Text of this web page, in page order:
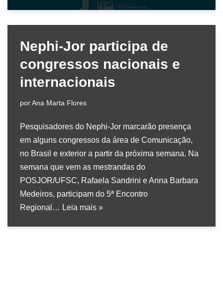
Nephi-Jor participa de
congressos nacionais e
internacionais
porAna Marta Flores
Pesquisadores do Nephi-Jor marcarão presença
em alguns congressos da área de Comunicação,
no Brasil e exterior a partir da próxima semana. Na
semana que vem as mestrandas do
POSJOR/UFSC, Rafaela Sandrini e Anna Barbara
Medeiros, participam do 5ª Encontro
Regional… Leia mais »